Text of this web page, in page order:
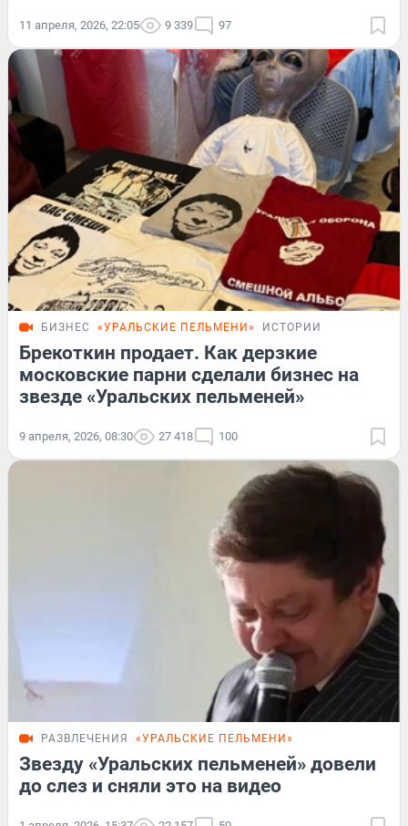
11 апреля, 2026, 22:05 9 339 97
БИЗНЕС «УРАЛЬСКИЕ ПЕЛЬМЕНИ» ИСТОРИИ
Брекоткин продает. Как дерзкие
московские парни сделали бизнес на
звезде «Уральских пельменей»
9 апреля, 2026, 08:30 27 418 100
РАЗВЛЕЧЕНИЯ «УРАЛЬСКИЕ ПЕЛЬМЕНИ»
Звезду «Уральских пельменей» довели
до слез и сняли это на видео